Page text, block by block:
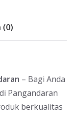
(0)
– Bagi Anda
Pangandaran
berkualitas